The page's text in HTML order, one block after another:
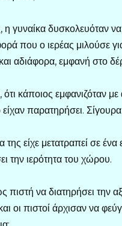
η γυναίκα δυσκολευόταν
που ο ιερέας μιλούσε
αδιάφορα, εμφανή στο
κάποιος εμφανιζόταν
παρατηρήσει.
της είχε μετατραπεί σε
την ιερότητα του χώρου.
να διατηρήσει την
οι πιστοί άρχισαν να